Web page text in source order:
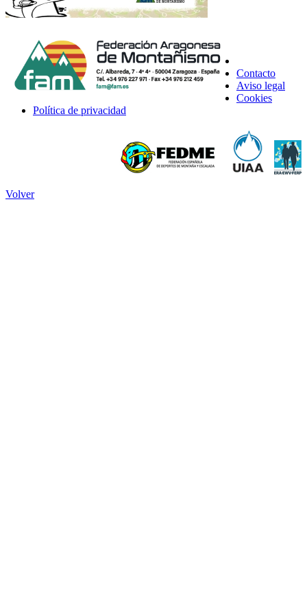
Contacto
Aviso legal
Cookies
Política de privacidad
Volver